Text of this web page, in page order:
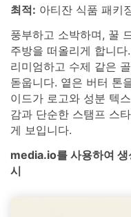
최적: 아티잔 식품 패키
풍부하고 소박하며, 꿀
주방을 떠올리게 합니
리미엄하고 수제 같은
돋웁니다. 옅은 버터 톤
이드가 로고와 성분 텍
감과 단순한 스탬프 스
게 보입니다.
media.io를 사용하여 생
시